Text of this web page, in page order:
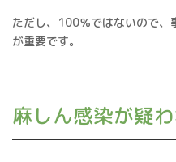
ただし、100％ではないので、
が重要です。
麻しん感染が疑